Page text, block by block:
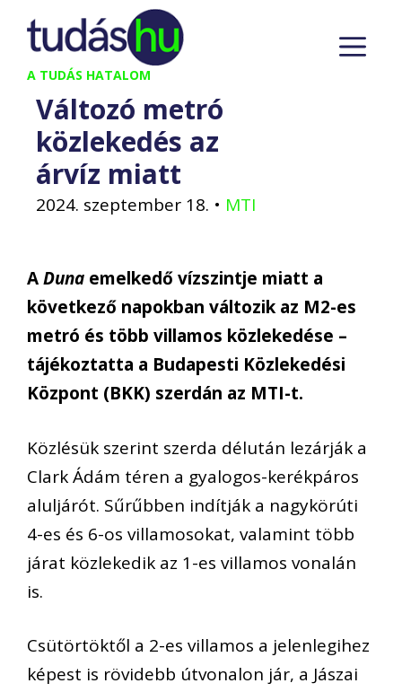
Kilépés
tartalomba
A TUDÁS HATALOM
Változó metró
közlekedés az
árvíz miatt
2024. szeptember 18. • MTI
ADuna emelkedő vízszintje miatt a
következő napokban változik az M2-es
metró és több villamos közlekedése –
tájékoztatta a Budapesti Közlekedési
Központ (BKK) szerdán az MTI-t.
Közlésük szerint szerda délután lezárják a
Clark Ádám téren a gyalogos-kerékpáros
aluljárót. Sűrűbben indítják a nagykörúti
4-es és 6-os villamosokat, valamint több
járat közlekedik az 1-es villamos vonalán
is.
Csütörtöktől a 2-es villamos a jelenlegihez
képest is rövidebb útvonalon jár, a Jászai